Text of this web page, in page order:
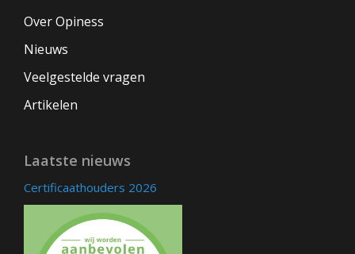
Over Opiness
Nieuws
Veelgestelde vragen
Artikelen
Laatste nieuws
Certificaathouders 2026